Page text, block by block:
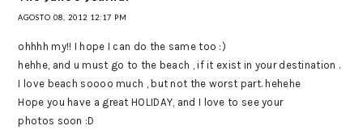
AGOSTO 08, 2012 12:17 PM
ohhhh my!! I hope I can do the same too :)
hehhe, and u must go to the beach , if it exist in your destination .
I love beach soooo much , but not the worst part. hehehe
Hope you have a great HOLIDAY, and I love to see your
photos soon :D